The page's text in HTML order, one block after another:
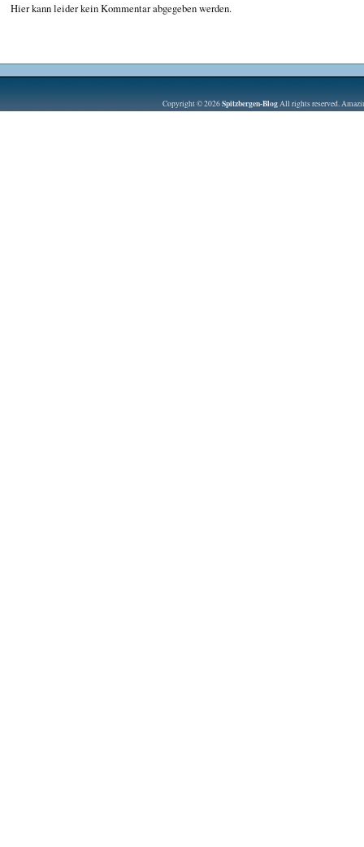
Hier kann leider kein Kommentar abgegeben werden.
Copyright © 2026Spitzbergen-BlogAll rights reserved.